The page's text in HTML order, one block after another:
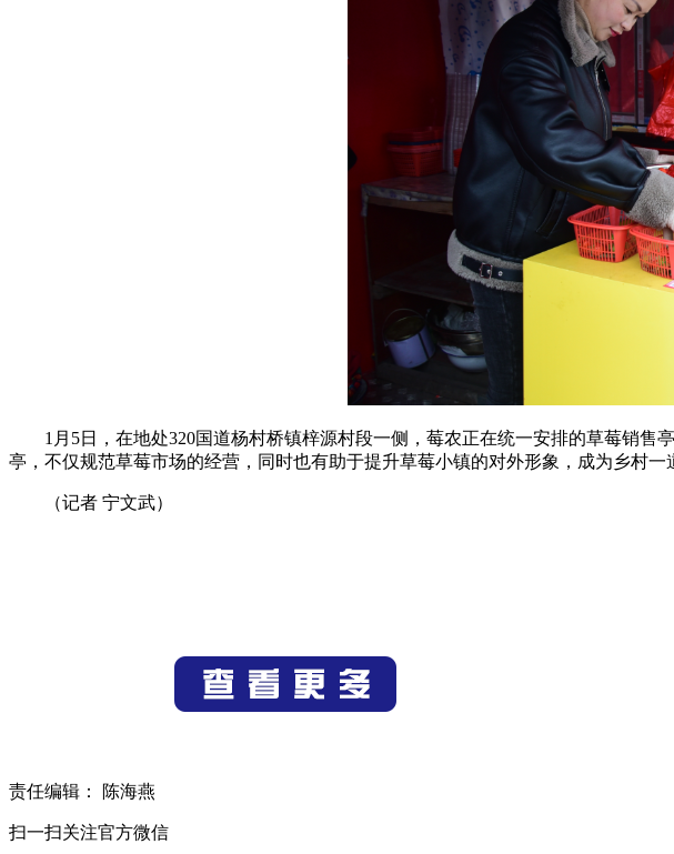
1月5日，在地处320国道杨村桥镇梓源村段一侧，莓农正在统一安排的草莓销
亭，不仅规范草莓市场的经营，同时也有助于提升草莓小镇的对外形象，成为乡村一
（记者 宁文武）
责任编辑： 陈海燕
扫一扫关注官方微信